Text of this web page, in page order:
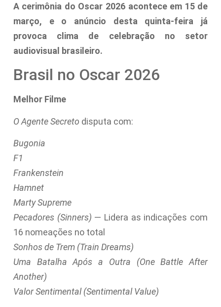
A cerimônia do Oscar 2026 acontece em 15 de
março, e o anúncio desta quinta-feira já
provoca clima de celebração no setor
audiovisual brasileiro.
Brasil no Oscar 2026
Melhor Filme
O Agente Secreto disputa com:
Bugonia
F1
Frankenstein
Hamnet
Marty Supreme
Pecadores (Sinners) — Lidera as indicações com
16 nomeações no total
Sonhos de Trem (Train Dreams)
Uma Batalha Após a Outra (One Battle After
Another)
Valor Sentimental (Sentimental Value)